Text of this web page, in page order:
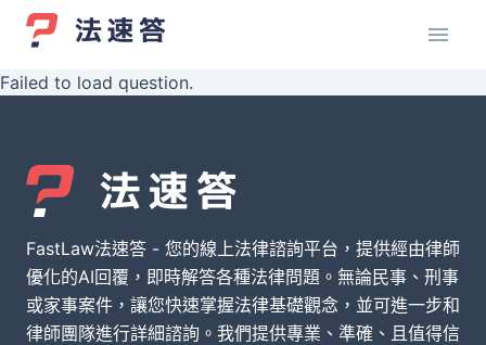
Failed to load question.
FastLaw法速答 - 您的線上法律諮詢平台，提供經由律師
優化的AI回覆，即時解答各種法律問題。無論民事、刑事
或家事案件，讓您快速掌握法律基礎觀念，並可進一步和
律師團隊進行詳細諮詢。我們提供專業、準確、且值得信